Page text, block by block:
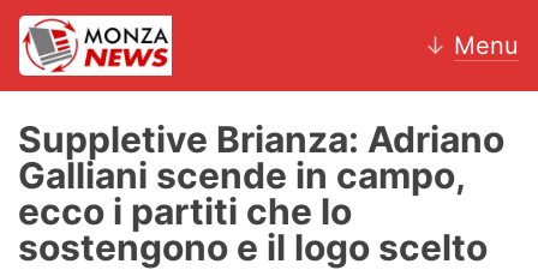
↓ Menu
News
AC Monza
Suppletive Brianza: Adriano
Galliani scende in campo,
ecco i partiti che lo
sostengono e il logo scelto